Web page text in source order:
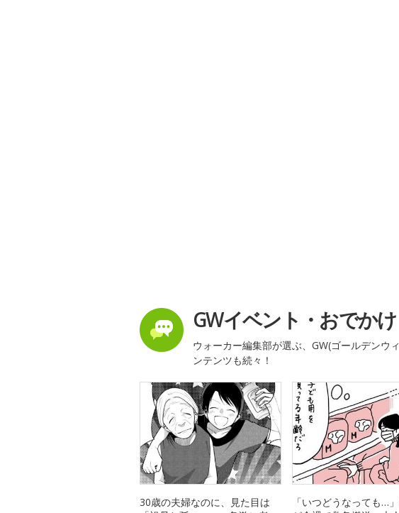
GWイベント・おでか
ウォーカー編集部が選ぶ、GW(ゴールデンウ
ンテンツも続々！
30歳の夫婦なのに、見た目は
「いつどうなっても…